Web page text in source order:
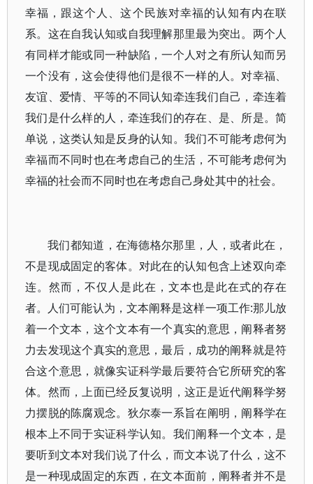
幸福，跟这个人、这个民族对幸福的认知有内在联
系。这在自我认知或自我理解那里最为突出。两个人
有同样才能或同一种缺陷，一个人对之有所认知而另
一个没有，这会使得他们是很不一样的人。对幸福、
友谊、爱情、平等的不同认知牵连我们自己，牵连着
我们是什么样的人，牵连我们的存在、是、所是。简
单说，这类认知是反身的认知。我们不可能考虑何为
幸福而不同时也在考虑自己的生活，不可能考虑何为
幸福的社会而不同时也在考虑自己身处其中的社会。
我们都知道，在海德格尔那里，人，或者此在，
不是现成固定的客体。对此在的认知包含上述双向牵
连。然而，不仅人是此在，文本也是此在式的存在
者。人们可能认为，文本阐释是这样一项工作:那儿放
着一个文本，这个文本有一个真实的意思，阐释者努
力去发现这个真实的意思，最后，成功的阐释就是符
合这个意思，就像实证科学最后要符合它所研究的客
体。然而，上面已经反复说明，这正是近代阐释学努
力摆脱的陈腐观念。狄尔泰一系旨在阐明，阐释学在
根本上不同于实证科学认知。我们阐释一个文本，是
要听到文本对我们说了什么，而文本说了什么，这不
是一种现成固定的东西，在文本面前，阐释者并不是